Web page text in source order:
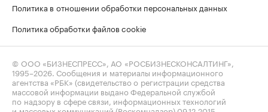
Политика в отношении обработки персональных данных
Политика обработки файлов cookie
© ООО «БИЗНЕСПРЕСС», АО «РОСБИЗНЕСКОНСАЛТИНГ»,
1995–2026 . Сообщения и материалы информационного
агентства «РБК» (свидетельство о регистрации средства
массовой информации выдано Федеральной службой
по надзору в сфере связи, информационных технологий